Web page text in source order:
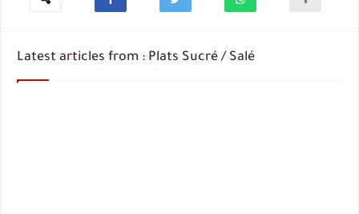
Latest articles from : Plats Sucré / Salé